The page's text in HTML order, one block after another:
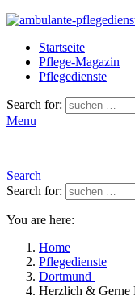
Startseite
Pflege-Magazin
Pflegedienste
Search for:
Menu
Search
Search for:
You are here:
Home
Pflegedienste
Dortmund
Herzlich & Gerne